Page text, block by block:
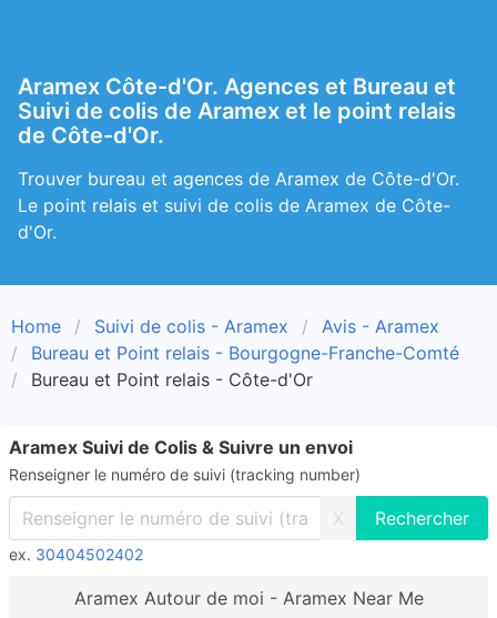
Aramex Côte-d'Or. Agences et Bureau et
Suivi de colis de Aramex et le point relais
de Côte-d'Or.
Trouver bureau et agences de Aramex de Côte-d'Or.
Le point relais et suivi de colis de Aramex de Côte-
d'Or.
Home Suivi de colis - Aramex
Avis - Aramex
Bureau et Point relais - Bourgogne-Franche-Comté
Bureau et Point relais - Côte-d'Or
Aramex Suivi de Colis & Suivre un envoi
Renseigner le numéro de suivi (tracking number)
X
ex. 30404502402
Aramex Autour de moi - Aramex Near Me